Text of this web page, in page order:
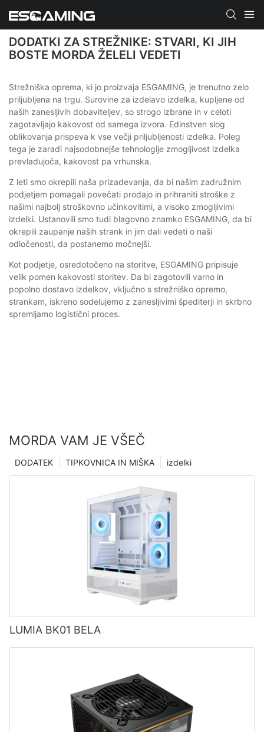
DODATKI ZA STREŽNIKE: STVARI, KI JIH
BOSTE MORDA ŽELELI VEDETI
Strežniška oprema, ki jo proizvaja ESGAMING, je trenutno zelo
priljubljena na trgu. Surovine za izdelavo izdelka, kupljene od
naših zanesljivih dobaviteljev, so strogo izbrane in v celoti
zagotavljajo kakovost od samega izvora. Edinstven slog
oblikovanja prispeva k vse večji priljubljenosti izdelka. Poleg
tega je zaradi najsodobnejše tehnologije zmogljivost izdelka
prevladujoča, kakovost pa vrhunska.
Z leti smo okrepili naša prizadevanja, da bi našim zadružnim
podjetjem pomagali povečati prodajo in prihraniti stroške z
našimi najbolj stroškovno učinkovitimi, a visoko zmogljivimi
izdelki. Ustanovili smo tudi blagovno znamko ESGAMING, da bi
okrepili zaupanje naših strank in jim dali vedeti o naši
odločenosti, da postanemo močnejši.
Kot podjetje, osredotočeno na storitve, ESGAMING pripisuje
velik pomen kakovosti storitev. Da bi zagotovili varno in
popolno dostavo izdelkov, vključno s strežniško opremo,
strankam, iskreno sodelujemo z zanesljivimi špediterji in skrbno
spremljamo logistični proces.
MORDA VAM JE VŠEČ
izdelki
TIPKOVNICA IN MIŠKA
DODATEK
LUMIA BK01 BELA